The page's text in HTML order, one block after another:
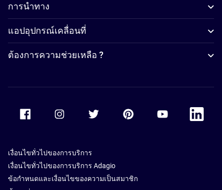
การนำทาง
แอปอุปกรณ์เคลื่อนที่
ต้องการความช่วยเหลือ ?
Accor Youtube
Accor
เงื่อนไขทั่วไปของการบริการ
เงื่อนไขทั่วไปของการบริการ Adagio
ข้อกำหนดและเงื่อนไขของความเป็นสมาชิก